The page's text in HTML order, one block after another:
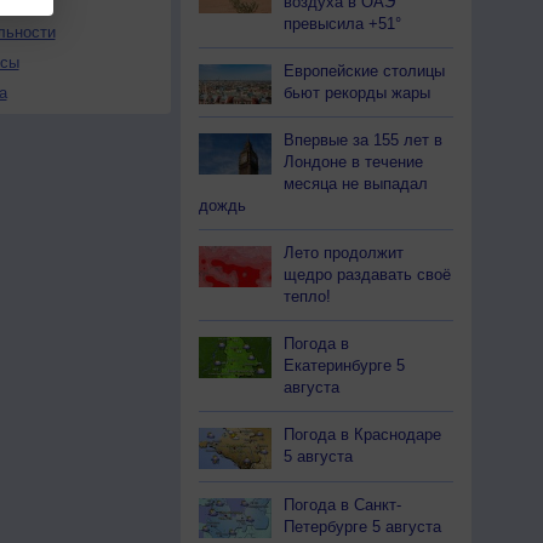
превысила +51°
Европейские столицы
бьют рекорды жары
Впервые за 155 лет в
Лондоне в течение
месяца не выпадал
дождь
Лето продолжит
щедро раздавать своё
тепло!
Погода в
Екатеринбурге 5
августа
Погода в Краснодаре
5 августа
Погода в Санкт-
Петербурге 5 августа